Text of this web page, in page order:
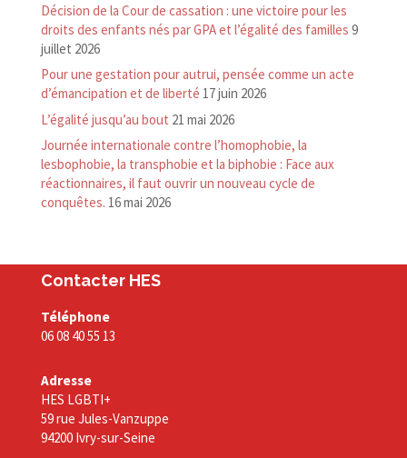
Décision de la Cour de cassation : une victoire pour les
droits des enfants nés par GPA et l’égalité des familles 9
juillet 2026
Pour une gestation pour autrui, pensée comme un acte
d’émancipation et de liberté 17 juin 2026
L’égalité jusqu’au bout 21 mai 2026
Journée internationale contre l’homophobie, la
lesbophobie, la transphobie et la biphobie : Face aux
réactionnaires, il faut ouvrir un nouveau cycle de
conquêtes. 16 mai 2026
Contacter HES
Téléphone
06 08 40 55 13
Adresse
HES LGBTI+
59 rue Jules-Vanzuppe
94200 Ivry-sur-Seine